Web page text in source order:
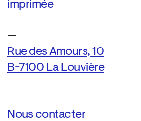
imprimée
—
Rue des Amours, 10
B-7100 La Louvière
Nous contacter